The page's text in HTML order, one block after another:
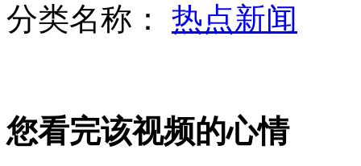
金正恩视察三八线附近部队 狠抓军队建设
80后追忆高考晒当年糗事
分类名称： 热点新闻
您看完该视频的心情